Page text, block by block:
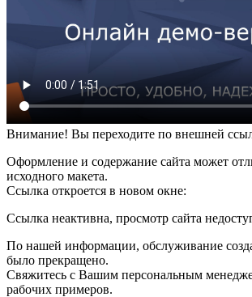
Внимание! Вы переходите по внешней
Оформление и содержание сайта может
исходного макета.
Ссылка откроется в новом окне:
Ссылка неактивна, просмотр сайта
По нашей информации, обслуживание
было прекращено.
Свяжитесь с Вашим персональным
рабочих примеров.